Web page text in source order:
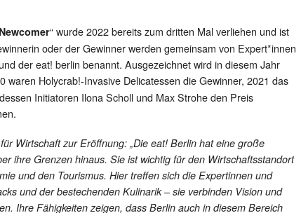
“ wurde 2022 bereits zum dritten Mal verliehen und ist
oder der Gewinner werden gemeinsam von Expert*innen
der eat! berlin benannt. Ausgezeichnet wird in diesem Jahr
waren Holycrab!-Invasive Delicatessen die Gewinner, 2021 das
Initiatoren Ilona Scholl und Max Strohe den Preis
Wirtschaft zur Eröffnung: „Die eat! Berlin hat eine große
ihre Grenzen hinaus. Sie ist wichtig für den Wirtschaftsstandort
und den Tourismus. Hier treffen sich die Expertinnen und
und der bestechenden Kulinarik – sie verbinden Vision und
Ihre Fähigkeiten zeigen, dass Berlin auch in diesem Bereich